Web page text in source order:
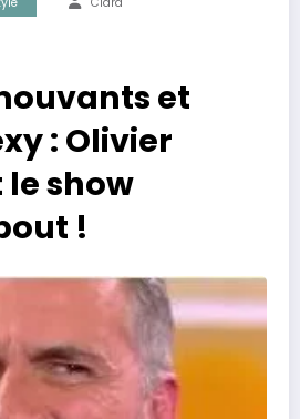
et
: Olivier
show
!